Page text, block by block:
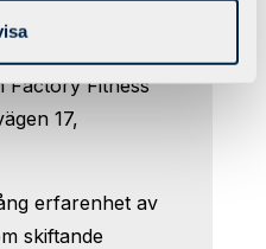
vardags
Factory Fitness
17,
erfarenhet av
skiftande